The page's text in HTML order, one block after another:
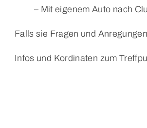
– Mit eigenem Auto nach
Falls sie Fragen und
Infos und Kordinaten zum